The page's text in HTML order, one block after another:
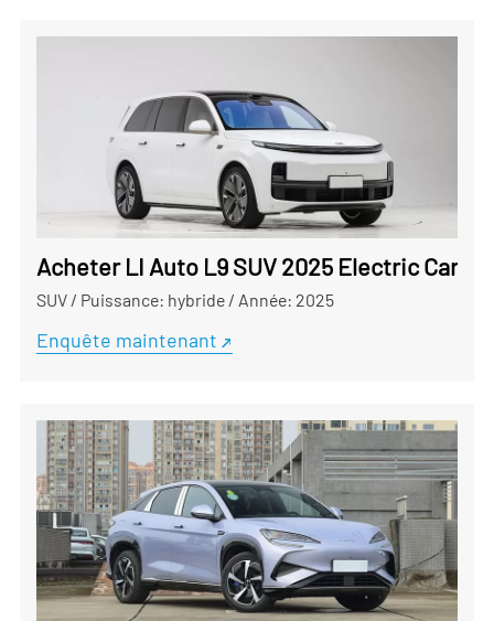
Acheter LI Auto L9 SUV 2025 Electric Car
SUV/ Puissance: hybride/ Année: 2025
Enquête maintenant